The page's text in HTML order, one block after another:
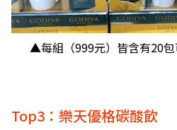
▲每組（999元）皆含有20包
Top3：樂天優格碳酸飲